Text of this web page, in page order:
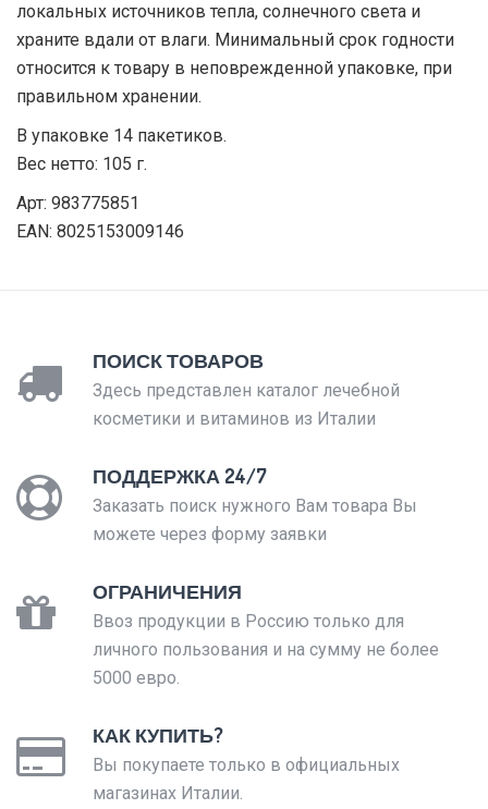
локальных источников тепла, солнечного света и
храните вдали от влаги. Минимальный срок годности
относится к товару в неповрежденной упаковке, при
правильном хранении.
В упаковке 14 пакетиков.
Вес нетто: 105 г.
Арт: 983775851
EAN: 8025153009146
ПОИСК ТОВАРОВ
Здесь представлен каталог лечебной
косметики и витаминов из Италии
ПОДДЕРЖКА 24/7
Заказать поиск нужного Вам товара Вы
можете через форму заявки
ОГРАНИЧЕНИЯ
Ввоз продукции в Россию только для
личного пользования и на сумму не более
5000 евро.
КАК КУПИТЬ?
Вы покупаете только в официальных
магазинах Италии.